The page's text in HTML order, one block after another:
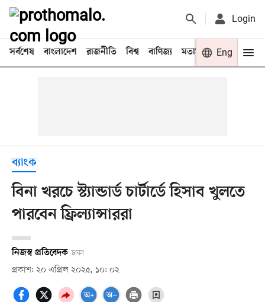
Login
সর্বশেষ বাংলাদেশ রাজনীতি বিশ্ব বাণিজ্য মতামত খেলা
Eng
ব্যাংক
বিনা খরচে স্ট্যান্ডার্ড চার্টার্ডে হিসাব খুলতে
পারবেন ফ্রিল্যান্সাররা
নিজস্ব প্রতিবেদক ঢাকা
প্রকাশ: ২০ এপ্রিল ২০২৫, ১০: ০২